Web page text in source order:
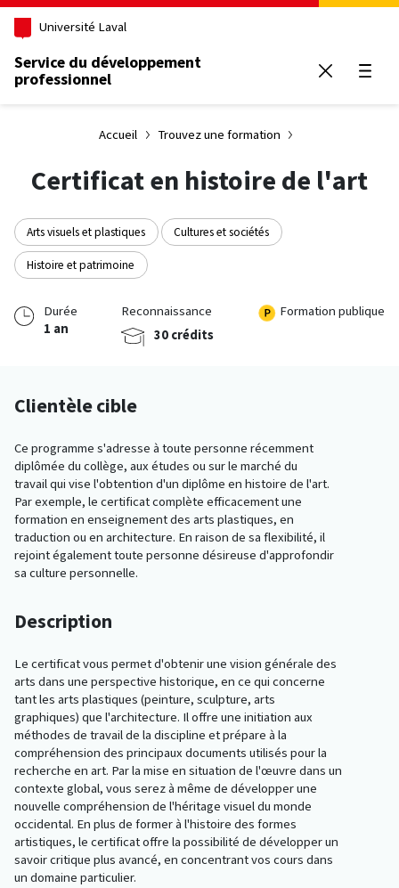
Aller au contenu principal
Université Laval
Service du développement
professionnel
Accueil Trouvez une formation
Certificat en histoire de l'art
Arts visuels et plastiques Cultures et sociétés
Histoire et patrimoine
Durée
1 an
Reconnaissance
30 crédits
Formation publique
Clientèle cible
Ce programme s'adresse à toute personne récemment
diplômée du collège, aux études ou sur le marché du
travail qui vise l'obtention d'un diplôme en histoire de l'art.
Par exemple, le certificat complète efficacement une
formation en enseignement des arts plastiques, en
traduction ou en architecture. En raison de sa flexibilité, il
rejoint également toute personne désireuse d'approfondir
sa culture personnelle.
Description
Le certificat vous permet d'obtenir une vision générale des
arts dans une perspective historique, en ce qui concerne
tant les arts plastiques (peinture, sculpture, arts
graphiques) que l'architecture. Il offre une initiation aux
méthodes de travail de la discipline et prépare à la
compréhension des principaux documents utilisés pour la
recherche en art. Par la mise en situation de l'œuvre dans un
contexte global, vous serez à même de développer une
nouvelle compréhension de l'héritage visuel du monde
occidental. En plus de former à l'histoire des formes
artistiques, le certificat offre la possibilité de développer un
savoir critique plus avancé, en concentrant vos cours dans
un domaine particulier.